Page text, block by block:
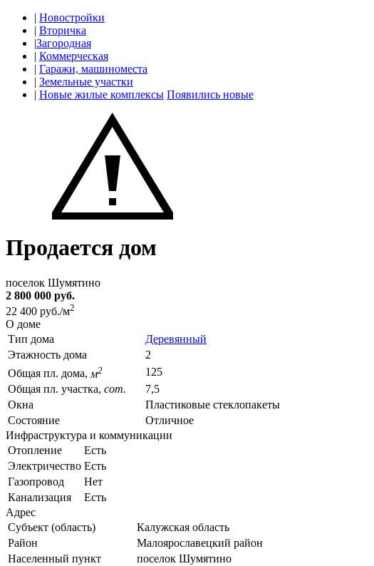
| Новостройки
| Вторичка
|Загородная
| Коммерческая
| Гаражи, машиноместа
| Земельные участки
| Новые жилые комплексы Появились новые
Продается дом
поселок Шумятино
2 800 000 руб.
22 400 руб./м2
О доме
Тип дома
Деревянный
Этажность дома
2
Общая пл. дома, м2
125
Общая пл. участка, сот.
7,5
Окна
Пластиковые стеклопакеты
Состояние
Отличное
Инфраструктура и коммуникации
Отопление
Есть
Электричество Есть
Газопровод
Нет
Канализация
Есть
Адрес
Субъект (область)
Калужская область
Район
Малоярославецкий район
Населенный пункт
поселок Шумятино